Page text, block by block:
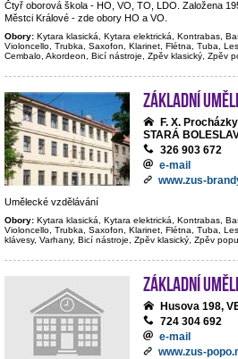
Čtyř oborová škola - HO, VO, TO, LDO. Založena
Městci Králové - zde obory HO a VO.
Obory: Kytara klasická, Kytara elektrická, Kontrabas,
Violoncello, Trubka, Saxofon, Klarinet, Flétna, Tuba,
Cembalo, Akordeon, Bicí nástroje, Zpěv klasický, Zpěv
Základní
F. X.
STARÁ
326 903 672
e-mail
www.zus-
Umělecké vzdělávání
Obory: Kytara klasická, Kytara elektrická, Kontrabas,
Violoncello, Trubka, Saxofon, Klarinet, Flétna, Tuba,
klávesy, Varhany, Bicí nástroje, Zpěv klasický, Zpěv
Základní
Husova 198,
724 304 692
e-mail
www.zus-